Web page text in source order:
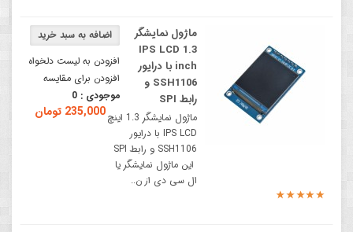
افزودن به لیست دلخواه
افزودن برای مقایسه
موجودی : 0
235,000 تومان
ماژول نمایشگر
IPS LCD 1.3
inch با درایور
SSH1106 و
رابط SPI
ماژول نمایشگر 1.3 اینچ
IPS LCD با درایور
SSH1106 و رابط SPI
این ماژول نمایشگر یا
ال سی دی از ن..